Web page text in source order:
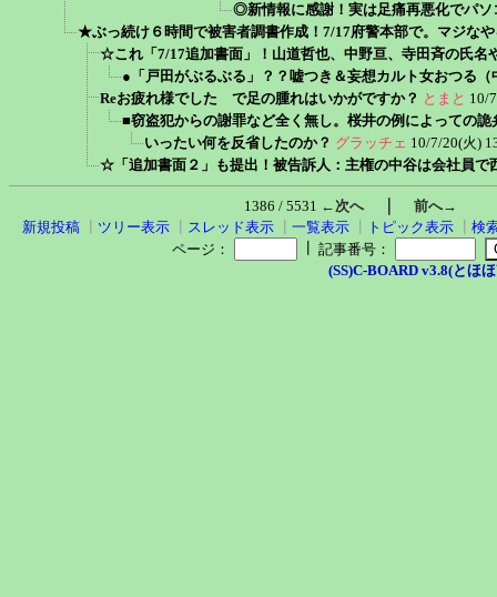
◎新情報に感謝！実は足痛再悪化でパ
★ぶっ続け６時間で被害者調書作成！7/17府警本部で。マジな
☆これ「7/17追加書面」！山道哲也、中野亘、寺田斉の氏名
●「戸田がぶるぶる」？？嘘つき＆妄想カルト女おつる
Reお疲れ様でした で足の腫れはいかがですか？ とまと 10/
■窃盗犯からの謝罪など全く無し。桜井の例によっての
いったい何を反省したのか？ グラッチェ 10/7/20(火)
☆「追加書面２」も提出！被告訴人：主権の中谷は会社員で
1386 / 5531 ←次へ｜ 前へ→
新規投稿
ツリー表示 スレッド表示 一覧表示 トピック表示
検
ページ：
記事番号：
(SS)C-BOARD v3.8(とほ